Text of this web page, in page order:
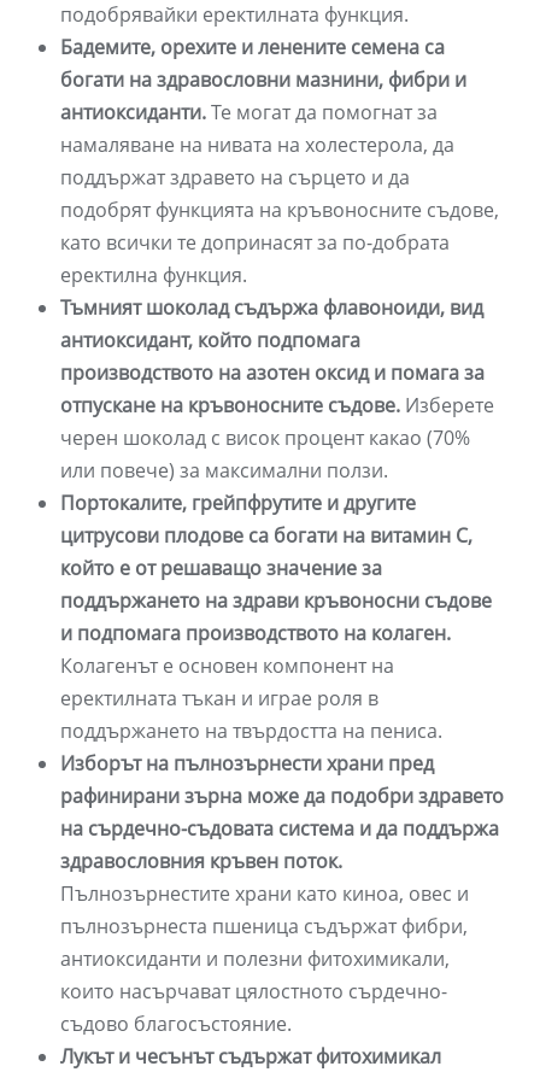
подобрявайки еректилната функция.
Бадемите, орехите и ленените семена са
богати на здравословни мазнини, фибри и
антиоксиданти.Те могат да помогнат за
намаляване на нивата на холестерола, да
поддържат здравето на сърцето и да
подобрят функцията на кръвоносните съдове,
като всички те допринасят за по-добрата
еректилна функция.
Тъмният шоколад съдържа флавоноиди, вид
антиоксидант, който подпомага
производството на азотен оксид и помага за
отпускане на кръвоносните съдове. Изберете
черен шоколад с висок процент какао (70%
или повече) за максимални ползи.
Портокалите, грейпфрутите и другите
цитрусови плодове са богати на витамин С,
който е от решаващо значение за
поддържането на здрави кръвоносни съдове
и подпомага производството на колаген.
Колагенът е основен компонент на
еректилната тъкан и играе роля в
поддържането на твърдостта на пениса.
Изборът на пълнозърнести храни пред
рафинирани зърна може да подобри здравето
на сърдечно-съдовата система и да поддържа
здравословния кръвен поток.
Пълнозърнестите храни като киноа, овес и
пълнозърнеста пшеница съдържат фибри,
антиоксиданти и полезни фитохимикали,
които насърчават цялостното сърдечно-
съдово благосъстояние.
Лукът и чесънът съдържат фитохимикал